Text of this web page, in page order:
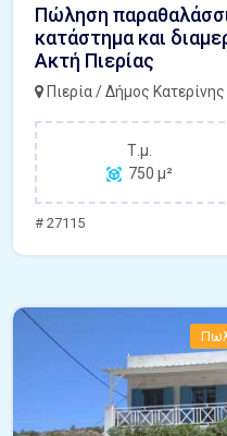
Πώληση
κατάστημα και
Ακτή Πιερίας
Πιερία / Δήμος
Τ.μ.
750 μ²
# 27115